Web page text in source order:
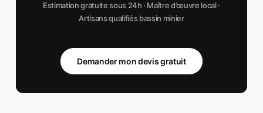
Estimation gratuite sous 24h · Maître d’œuvre local ·
Artisans qualifiés bassin minier
Demander mon devis gratuit